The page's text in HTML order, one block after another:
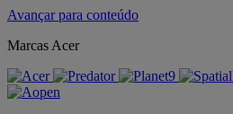
Avançar para conteúdo
Marcas Acer